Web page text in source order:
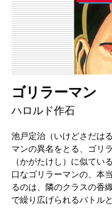
ゴリラーマン
ハロルド作石
池戸定治（いけどさだは
マンの異名をとる、ゴリ
（かがたけし）に似てい
口なゴリラーマンの、本
るのは、隣のクラスの香
で繰り広げられるバトル